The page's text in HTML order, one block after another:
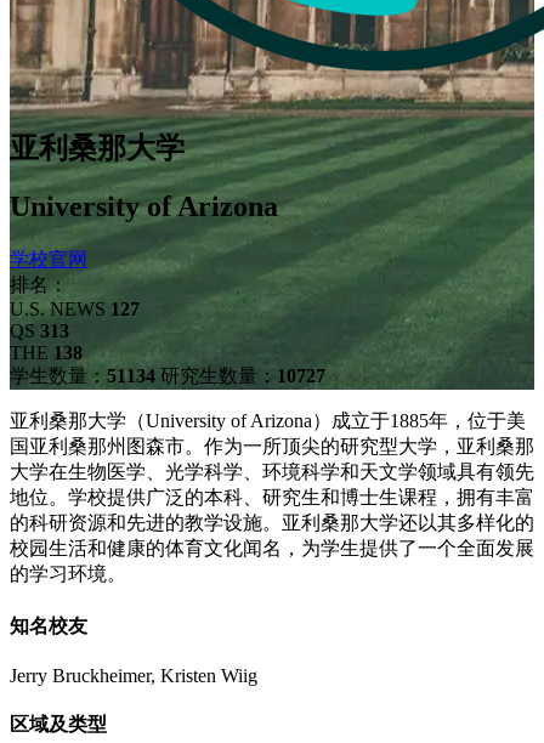
亚利桑那大学
University of Arizona
学校官网
排名：
U.S. NEWS 127
QS 313
THE 138
学生数量： 51134 研究生数量： 10727
亚利桑那大学（University of Arizona）成立于1885年，位于美
国亚利桑那州图森市。作为一所顶尖的研究型大学，亚利桑那
大学在生物医学、光学科学、环境科学和天文学领域具有领先
地位。学校提供广泛的本科、研究生和博士生课程，拥有丰富
的科研资源和先进的教学设施。亚利桑那大学还以其多样化的
校园生活和健康的体育文化闻名，为学生提供了一个全面发展
的学习环境。
知名校友
Jerry Bruckheimer, Kristen Wiig
区域及类型